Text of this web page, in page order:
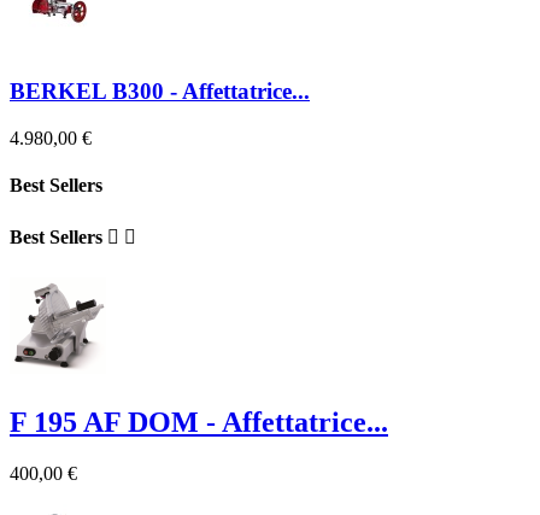
BERKEL B300 - Affettatrice...
4.980,00 €
Best Sellers
Best Sellers  
F 195 AF DOM - Affettatrice...
400,00 €